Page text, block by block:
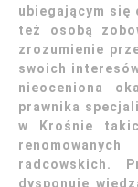
ubiegającym się
też osobą
zrozumienie
swoich
nieoceniona
prawnika
w Krośnie
radcowskich.
dysponuje